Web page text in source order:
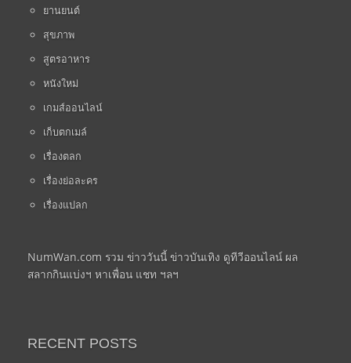
ยานยนต์
สุขภาพ
สูตรอาหาร
หนังใหม่
เกมส์ออนไลน์
เก็บตกเมล์
เรื่องตลก
เรื่องย่อละคร
เรื่องแปลก
NumWan.com รวม ข่าววันนี้ ข่าวบันเทิง ดูทีวีออนไลน์ ผล
สลากกินแบ่งฯ หาเพื่อน แชท ฯลฯ
RECENT POSTS